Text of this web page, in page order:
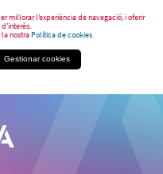
millorar l’experiència de navegació, i oferir
nostraPolítica de cookies
Gestionar cookies